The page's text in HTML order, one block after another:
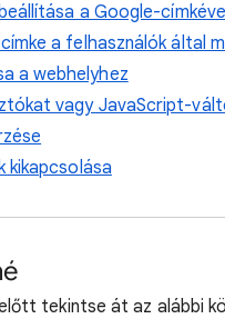
a Google-
a felhasználók által
a webhelyhez
vagy JavaScript-
kikapcsolása
tekintse át az alábbi